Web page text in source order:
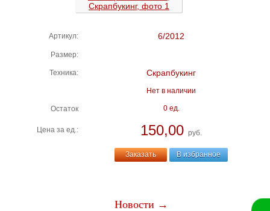
Артикул: 6/2012
Размер:
Техника: Скрапбукинг
Нет в наличии
Остаток 0 ед.
Цена за ед.: 150,00 руб.
Заказать В избранное
Новости →